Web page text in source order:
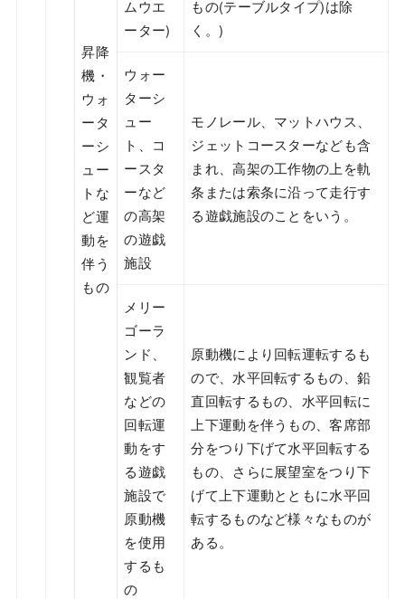
昇降
機・
ウォ
ータ
ーシ
ュー
トな
ど運
動を
伴う
もの
ムウエ
ーター)
もの(テーブルタイプ)は除
く。)
ウォー
ターシ
ュー
ト、コ
ースタ
ーなど
の高架
の遊戯
施設
モノレール、マットハウス、
ジェットコースターなども含
まれ、高架の工作物の上を軌
条または索条に沿って走行す
る遊戯施設のことをいう。
メリー
ゴーラ
ンド、
観覧者
などの
回転運
動をす
る遊戯
施設で
原動機
を使用
するも
の
原動機により回転運転するも
ので、水平回転するもの、鉛
直回転するもの、水平回転に
上下運動を伴うもの、客席部
分をつり下げて水平回転する
もの、さらに展望室をつり下
げて上下運動とともに水平回
転するものなど様々なものが
ある。